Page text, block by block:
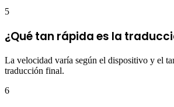
5
¿Qué tan rápida es la
La velocidad varía según el dispositivo y el
traducción final.
6